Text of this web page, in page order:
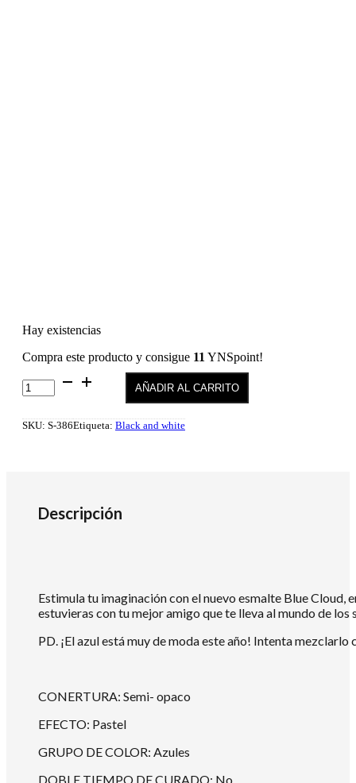
Hay existencias
Compra este producto y consigue 11 YNSpoint!
Semilac
386
Cloud
AÑADIR AL CARRITO
SKU: S-386Etiqueta: Black and white
Descripción
Estimula tu imaginación con el nuevo esmalte Blue Cloud,
estuvieras con tu mejor amigo que te lleva al mundo de
PD. ¡El azul está muy de moda este año! Intenta
CONERTURA: Semi- opaco
EFECTO: Pastel
GRUPO DE COLOR: Azules
DOBLE TIEMPO DE CURADO: No.